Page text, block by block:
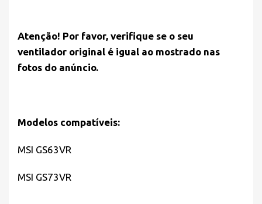
Atenção! Por favor, verifique se o seu
ventilador original é igual ao mostrado nas
fotos do anúncio.
Modelos compatíveis:
MSI GS63VR
MSI GS73VR